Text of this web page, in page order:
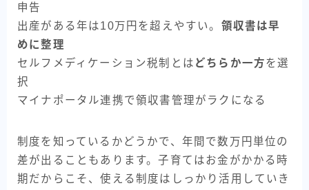
申告
出産がある年は10万円を超えやすい。 領収書は早
めに整理
セルフメディケーション税制とは どちらか一方を選
択
マイナポータル連携で領収書管理がラクになる
制度を知っているかどうかで、年間で数万円単位の
差が出ることもあります。子育てはお金がかかる時
期だからこそ、使える制度はしっかり活用していき